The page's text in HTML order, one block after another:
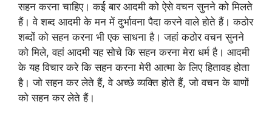
सहन करना चाहिए। कई बार आदमी को ऐसे वचन सुनने को मिलते
हैं। वे शब्द आदमी के मन में दुर्भावना पैदा करने वाले होते हैं। कठोर
शब्दों को सहन करना भी एक साधना है। जहां कठोर वचन सुनने
को मिले, वहां आदमी यह सोचे कि सहन करना मेरा धर्म है। आदमी
के यह विचार करे कि सहन करना मेरी आत्मा के लिए हितावह होता
है। जो सहन कर लेते हैं, वे अच्छे व्यक्ति होते हैं, जो वचन के बाणों
को सहन कर लेते हैं।